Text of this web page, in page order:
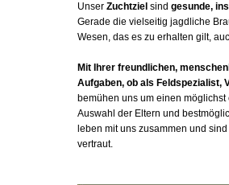
Unser Zuchtziel sind gesunde,
Gerade die vielseitig jagdliche
Wesen, das es zu erhalten gilt,
Mit Ihrer freundlichen,
Aufgaben, ob als Feldspezialist,
bemühen uns um einen
Auswahl der Eltern und
leben mit uns zusammen und
vertraut.